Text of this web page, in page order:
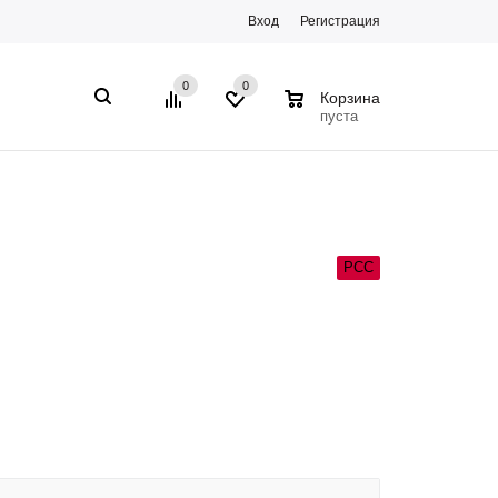
Вход Регистрация
0 0
Корзина
пуста
РСС